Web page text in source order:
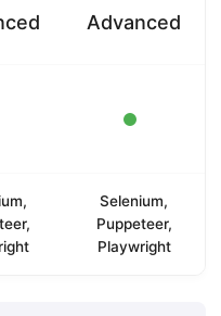
Advanced
Selenium,
Puppeteer,
Playwright